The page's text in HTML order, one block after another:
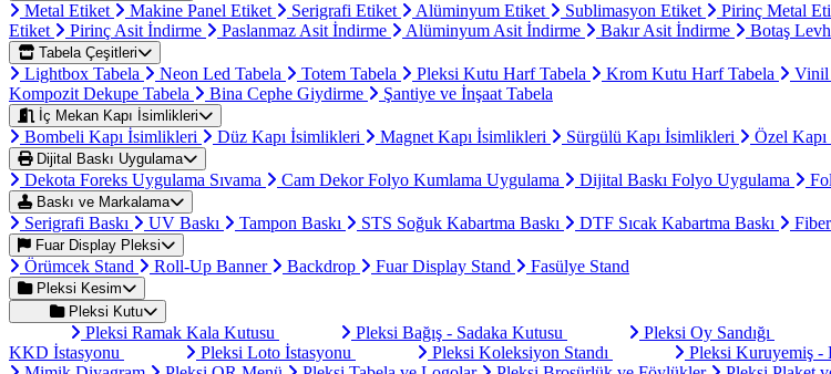
Metal Etiket Makine Panel Etiket Serigrafi Etiket Alüminyum Etiket Sublimasyon Etiket Pirinç Metal
Etiket
Pirinç Asit İndirme Paslanmaz Asit İndirme Alüminyum Asit İndirme Bakır Asit İndirme Botaş
Tabela Çeşitleri
Lightbox Tabela Neon Led Tabela Totem Tabela Pleksi Kutu Harf Tabela Krom Kutu Harf Tabela Vinil
Kompozit Dekupe Tabela
Bina Cephe Giydirme Şantiye ve İnşaat Tabela
İç Mekan Kapı İsimlikleri
Bombeli Kapı İsimlikleri Düz Kapı İsimlikleri Magnet Kapı İsimlikleri Sürgülü Kapı İsimlikleri Özel
Dijital Baskı Uygulama
Dekota Foreks Uygulama Sıvama Cam Dekor Folyo Kumlama Uygulama Dijital Baskı Folyo Uygulama
Baskı ve Markalama
Serigrafi Baskı UV Baskı Tampon Baskı STS Soğuk Kabartma Baskı DTF Sıcak Kabartma Baskı
Fuar Display Pleksi
Örümcek Stand Roll-Up Banner Backdrop Fuar Display Stand Fasülye Stand
Pleksi Kesim
Pleksi Kutu
Pleksi Ramak Kala Kutusu Pleksi Bağış - Sadaka Kutusu Pleksi Oy Sandığı
KKD İstasyonu
Pleksi Loto İstasyonu Pleksi Koleksiyon Standı Pleksi Kuruyemiş -